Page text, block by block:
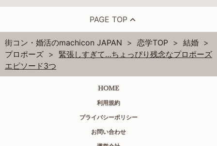
PAGE TOP
街コン・婚活のmachicon JAPAN 恋学TOP
結婚
プロポーズ
緊張しすぎて…ちょっぴり残念なプロポーズ
エピソード3つ
HOME
利用規約
プライバシーポリシー
お問い合わせ